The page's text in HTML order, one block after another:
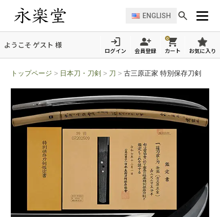
ENGLISH
ようこそ ゲスト 様
ログイン 会員登録
0
カート お気に入り
トップページ > 日本刀・刀剣 > 刀 >古三原正家 特別保存刀剣